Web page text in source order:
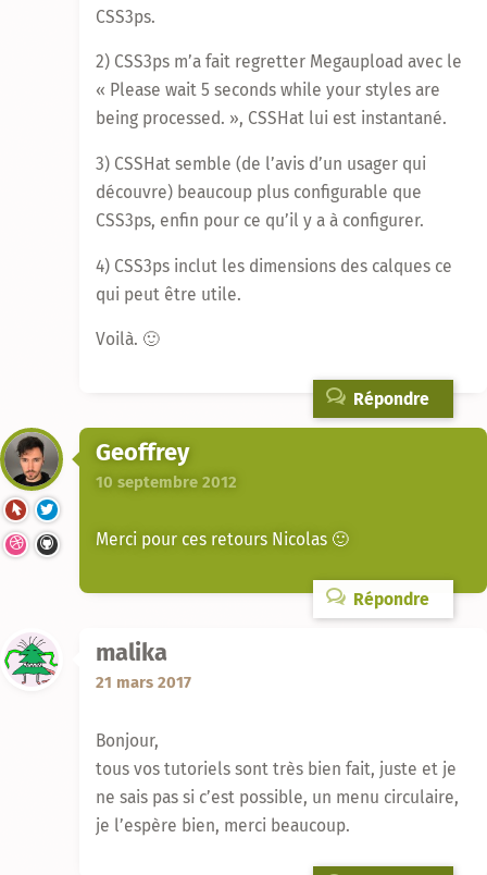
CSS3ps.
2) CSS3ps m’a fait regretter Megaupload avec le
« Please wait 5 seconds while your styles are
being processed. », CSSHat lui est instantané.
3) CSSHat semble (de l’avis d’un usager qui
découvre) beaucoup plus configurable que
CSS3ps, enfin pour ce qu’il y a à configurer.
4) CSS3ps inclut les dimensions des calques ce
qui peut être utile.
Voilà. 🙂
Répondre
Geoffrey
10 septembre 2012
Merci pour ces retours Nicolas 🙂
Répondre
malika
21 mars 2017
Bonjour,
tous vos tutoriels sont très bien fait, juste et je
ne sais pas si c’est possible, un menu circulaire,
je l’espère bien, merci beaucoup.